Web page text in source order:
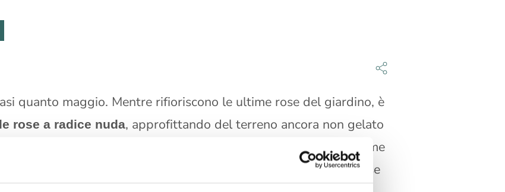
quanto maggio. Mentre rifioriscono le ultime rose del giardino, è
le rose a radice nuda, approfittando del terreno ancora non gelato
lo sviluppo radicale. Sentiamo i consigli di un esperto come
, vivaio nato nel 2007 a Perugia. Specializzato in rose